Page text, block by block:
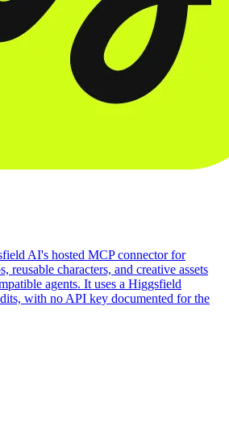
AI's hosted MCP connector for
reusable characters, and creative assets
agents. It uses a Higgsfield
with no API key documented for the